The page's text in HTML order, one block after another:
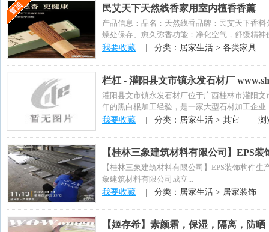
民艾天下天然线香家用室内檀香香薰
产品信息：品名：天然线香品牌：民艾天下香
燥处保存、愈久弥香功能：净化空气，舒缓精
买方式:拼多...
我要收藏 分类：居家生活 > 各类家
栏杠 - 灌阳县文市镇永发石材厂
灌阳县文市镇永发石材厂位于广西桂林市灌阳
年的黑白根加工经验，是一家大型石材加工企
着一...
我要收藏 分类：居家生活 > 其它 | 浏
【桂林三象建筑材料有限公司】EPS装
【桂林三象建筑材料有限公司】EPS装饰构件生
象建筑材料有限公司成立...
我要收藏
分类：居家生活 > 居家装
【姬存希】素颜霜，保湿，隔离，防